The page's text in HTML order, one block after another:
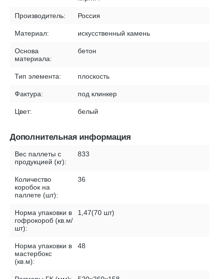
Производитель: Россия
Материал: искусственный камень
Основа
материала:
бетон
Тип элемента: плоскость
Фактура: под клинкер
Цвет: белый
Дополнительная информация
Вес паллеты с
продукцией (кг):
833
Количество
коробок на
паллете (шт):
36
Норма упаковки в
гофрокороб (кв.м/
шт):
1,47(70 шт)
Норма упаковки в
мастербокс
(кв.м):
48